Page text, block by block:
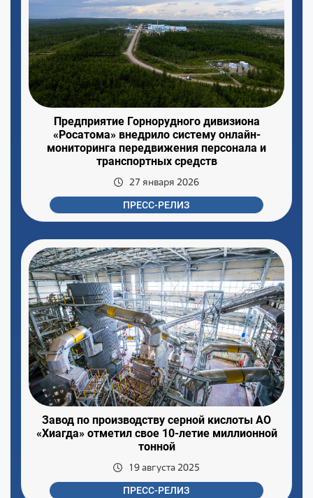
Предприятие Горнорудного дивизиона
«Росатома» внедрило систему онлайн-
мониторинга передвижения персонала и
транспортных средств
27 января 2026
ПРЕСС-РЕЛИЗ
Завод по производству серной кислоты АО
«Хиагда» отметил свое 10-летие миллионной
тонной
19 августа 2025
ПРЕСС-РЕЛИЗ